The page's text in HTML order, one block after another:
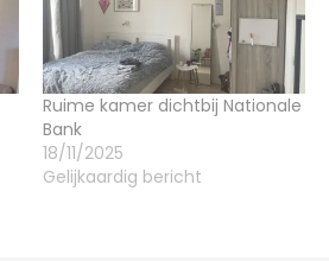
Ruime kamer dichtbij Nationale
Bank
18/11/2025
Gelijkaardig bericht